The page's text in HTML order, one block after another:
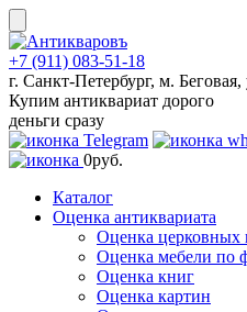
Skip
to
content
+7 (911) 083-51-18
г. Санкт-Петербург, м.
Купим антиквариат дорого
деньги сразу
0руб.
Каталог
Оценка антиквариата
Оценка церковных
Оценка мебели по
Оценка книг
Оценка картин